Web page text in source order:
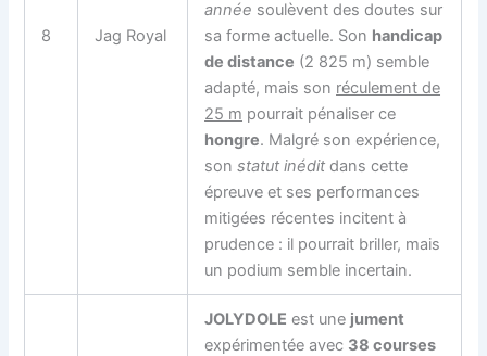
8 Jag Royal
année soulèvent des doutes sur
sa forme actuelle. Son handicap
de distance (2 825 m) semble
adapté, mais son réculement de
25 m pourrait pénaliser ce
hongre. Malgré son expérience,
sonstatut inédit dans cette
épreuve et ses performances
mitigées récentes incitent à
prudence : il pourrait briller, mais
un podium semble incertain.
JOLYDOLE est une jument
expérimentée avec 38 courses